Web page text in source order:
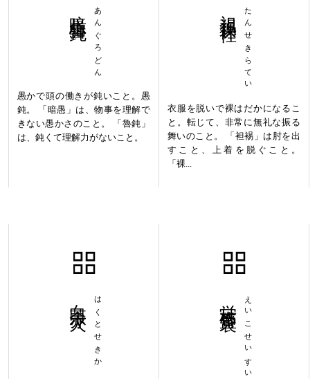
あんぐろどん
愚かで頭の働きが鈍いこと。愚
鈍。 「暗愚」は、物事を理解で
きない愚かさのこと。 「魯鈍」
は、鈍くて理解力がないこと。
たんせきらてい
衣服を脱いで裸はだかになるこ
と。転じて、非常に無礼な振る
舞いのこと。 「袒裼」は肘を出
すこと、上着を脱ぐこと。
「裸...
はくとせきか えいこせいすい